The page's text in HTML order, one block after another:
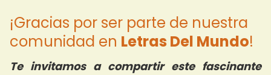
¡Gracias por ser parte de nuestra
comunidad en Letras Del Mundo!
Te invitamos a compartir este fascinante